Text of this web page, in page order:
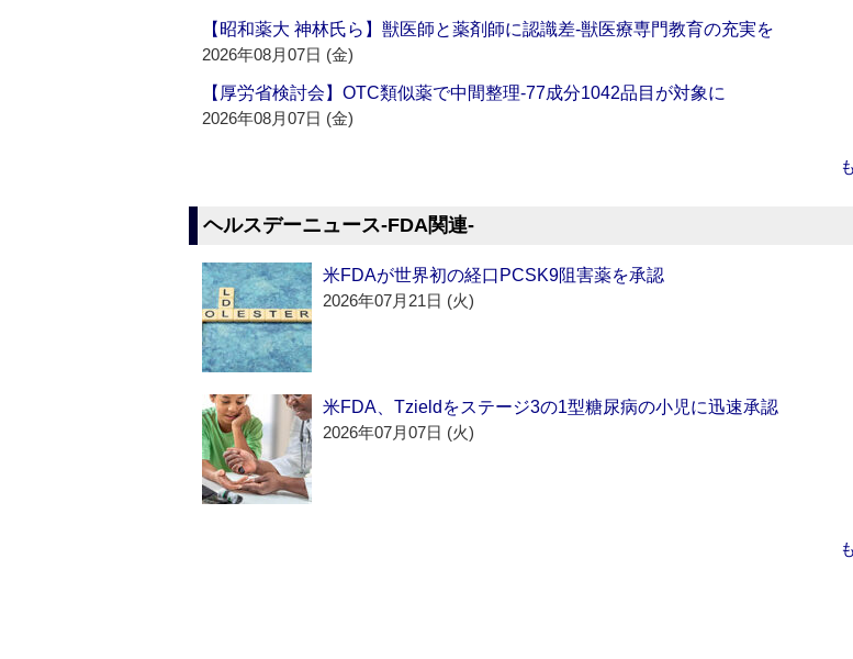
【昭和薬大 神林氏ら】獣医師と薬剤師に認識差‐獣医療専門教育の充実を
2026年08月07日 (金)
【厚労省検討会】OTC類似薬で中間整理‐77成分1042品目が対象に
2026年08月07日 (金)
ヘルスデーニュース‐FDA関連‐
米FDAが世界初の経口PCSK9阻害薬を承認
2026年07月21日 (火)
米FDA、Tzieldをステージ3の1型糖尿病の小児に迅速承認
2026年07月07日 (火)